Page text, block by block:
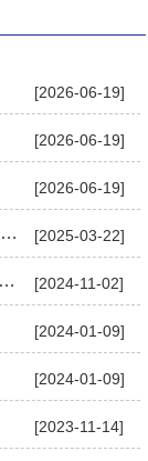
[2026-06-19]
[2026-06-19]
[2026-06-19]
[2025-03-22]
[2024-11-02]
[2024-01-09]
[2024-01-09]
[2023-11-14]